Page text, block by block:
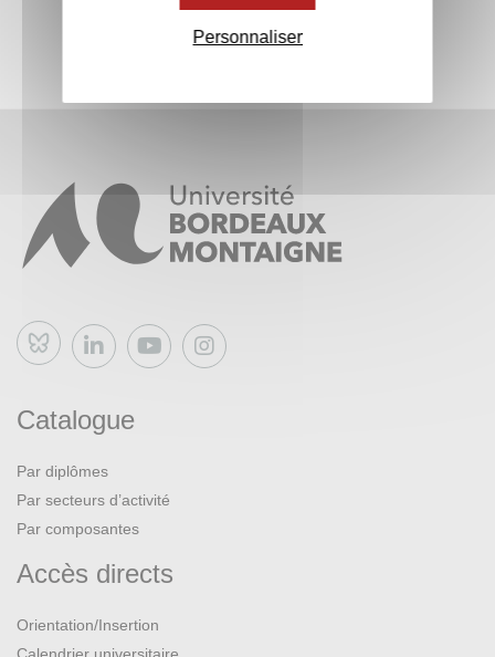
Bluesky
Catalogue
Par diplômes
Par secteurs d’activité
Par composantes
Accès directs
Orientation/Insertion
Personnaliser